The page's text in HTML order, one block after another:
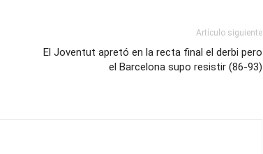
Artículo siguiente
El Joventut apretó en la recta final el derbi pero
el Barcelona supo resistir (86-93)